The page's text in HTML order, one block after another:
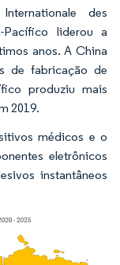
des
Pacífico liderou a
anos. A China
de fabricação de
produziu mais
2019.
médicos e o
eletrônicos
instantâneos